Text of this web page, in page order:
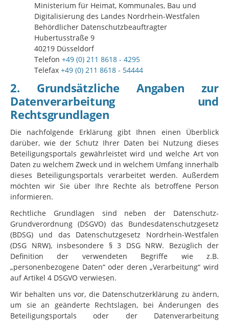
Ministerium für Heimat, Kommunales, Bau und
Digitalisierung des Landes Nordrhein-Westfalen
Behördlicher Datenschutzbeauftragter
Hubertusstraße 9
40219 Düsseldorf
Telefon +49 (0) 211 8618 - 4295
Telefax +49 (0) 211 8618 - 54444
2. Grundsätzliche Angaben zur
Datenverarbeitung und
Rechtsgrundlagen
Die nachfolgende Erklärung gibt Ihnen einen Überblick
darüber, wie der Schutz Ihrer Daten bei Nutzung dieses
Beteiligungsportals gewährleistet wird und welche Art von
Daten zu welchem Zweck und in welchem Umfang innerhalb
dieses Beteiligungsportals verarbeitet werden. Außerdem
möchten wir Sie über Ihre Rechte als betroffene Person
informieren.
Rechtliche Grundlagen sind neben der Datenschutz-
Grundverordnung (DSGVO) das Bundesdatenschutzgesetz
(BDSG) und das Datenschutzgesetz Nordrhein-Westfalen
(DSG NRW), insbesondere § 3 DSG NRW. Bezüglich der
Definition der verwendeten Begriffe wie z.B.
„personenbezogene Daten“ oder deren „Verarbeitung“ wird
auf Artikel 4 DSGVO verwiesen.
Wir behalten uns vor, die Datenschutzerklärung zu ändern,
um sie an geänderte Rechtslagen, bei Änderungen des
Beteiligungsportals oder der Datenverarbeitung